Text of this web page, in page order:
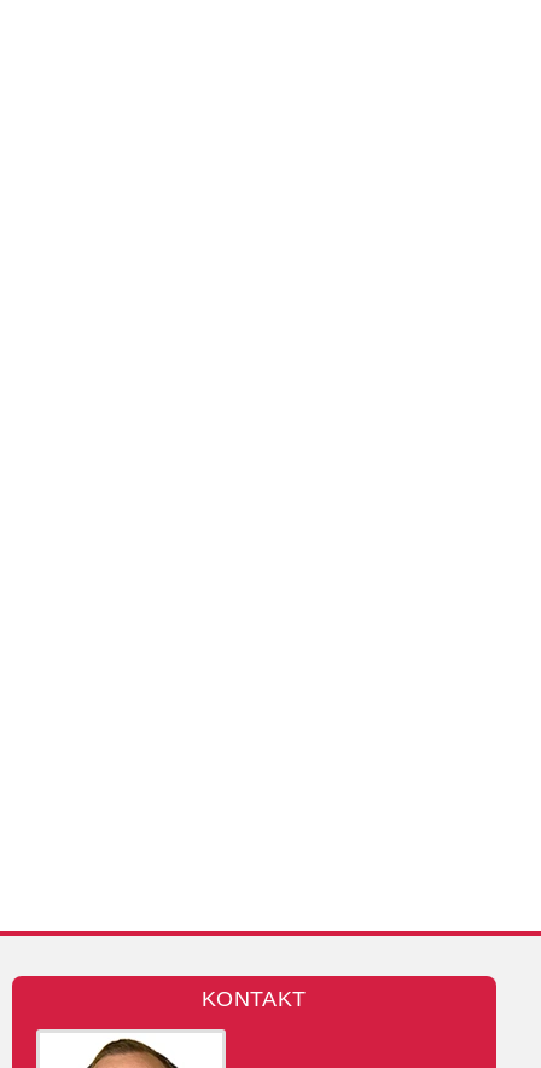
KONTAKT